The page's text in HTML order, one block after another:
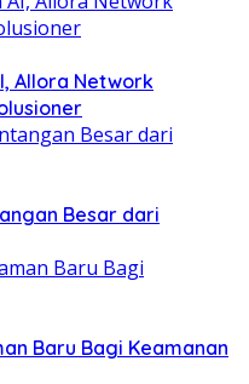
Allora Network
Besar dari
Baru Bagi Keamanan